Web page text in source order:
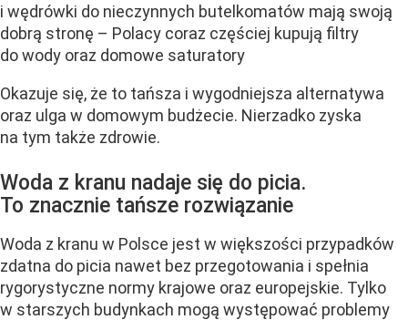
i wędrówki do nieczynnych butelkomatów mają swoją
dobrą stronę – Polacy coraz częściej kupują filtry
do wody oraz domowe saturatory
Okazuje się, że to tańsza i wygodniejsza alternatywa
oraz ulga w domowym budżecie. Nierzadko zyska
na tym także zdrowie.
Woda z kranu nadaje się do picia.
To znacznie tańsze rozwiązanie
Woda z kranu w Polsce jest w większości przypadków
zdatna do picia nawet bez przegotowania i spełnia
rygorystyczne normy krajowe oraz europejskie. Tylko
w starszych budynkach mogą występować problemy